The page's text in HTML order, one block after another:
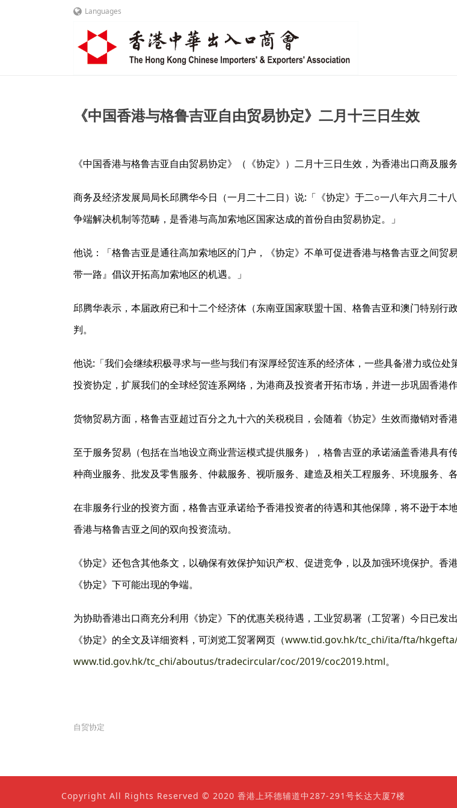
Languages
《中国香港与格鲁吉亚自由贸易协定》二月十三日生效
《中国香港与格鲁吉亚自由贸易协定》（《协定》）二月十三日生效，为香港出口商及服
商务及经济发展局局长邱腾华今日（一月二十二日）说:「《协定》于二○一八年六月二十
争端解决机制等范畴，是香港与高加索地区国家达成的首份自由贸易协定。」
他说：「格鲁吉亚是通往高加索地区的门户，《协定》不单可促进香港与格鲁吉亚之间
带一路』倡议开拓高加索地区的机遇。」
邱腾华表示，本届政府已和十二个经济体（东南亚国家联盟十国、格鲁吉亚和澳门特别
判。
他说:「我们会继续积极寻求与一些与我们有深厚经贸连系的经济体，一些具备潜力或位
投资协定，扩展我们的全球经贸连系网络，为港商及投资者开拓市场，并进一步巩固香港
货物贸易方面，格鲁吉亚超过百分之九十六的关税税目，会随着《协定》生效而撤销对香
至于服务贸易（包括在当地设立商业营运模式提供服务），格鲁吉亚的承诺涵盖香港具
种商业服务、批发及零售服务、仲裁服务、视听服务、建造及相关工程服务、环境服务、
在非服务行业的投资方面，格鲁吉亚承诺给予香港投资者的待遇和其他保障，将不逊于
香港与格鲁吉亚之间的双向投资流动。
《协定》还包含其他条文，以确保有效保护知识产权、促进竞争，以及加强环境保护。
《协定》下可能出现的争端。
为协助香港出口商充分利用《协定》下的优惠关税待遇，工业贸易署（工贸署）今日已
《协定》的全文及详细资料，可浏览工贸署网页（www.tid.gov.hk/tc_chi/ita/fta/
www.tid.gov.hk/tc_chi/aboutus/tradecircular/coc/2019/coc2019.html。
自贸协定
Copyright All Rights Reserved © 2020 香港上环德辅道中287-291号长达大厦7楼